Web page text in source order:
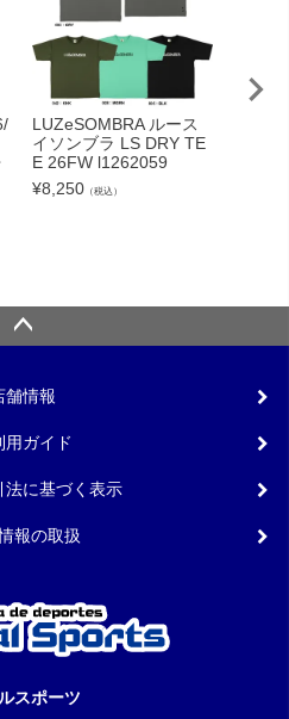
LUZeSOMBRA ルース
イソンブラ LS DRY TE
E 26FW l1262059
¥8,250 （税込）
舗情報
用ガイド
法に基づく表示
報の取扱
スポーツ